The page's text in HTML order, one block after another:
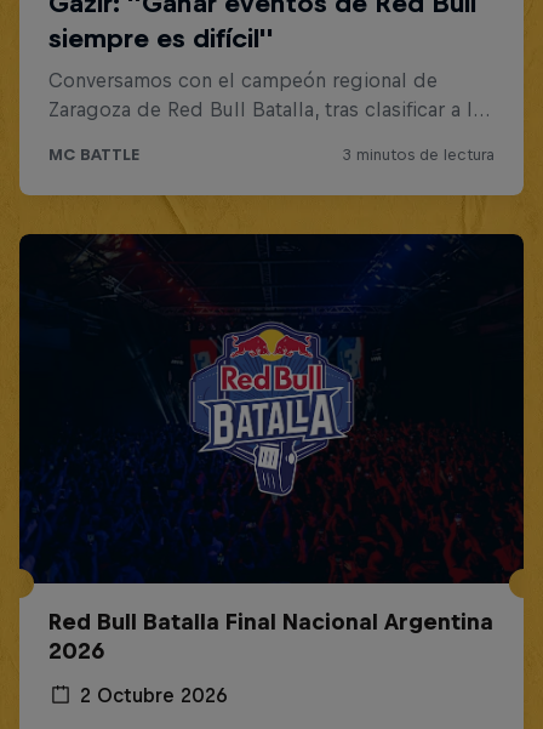
Red Bull Batalla Final Nacional Argentina
2026
2 Octubre 2026